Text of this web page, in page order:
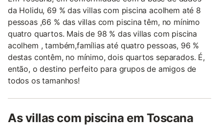
da Holidu, 69 % das villas com piscina acolhem até 8
pessoas ,66 % das villas com piscina têm, no mínimo
quatro quartos. Mais de 98 % das villas com piscina
acolhem , também,famílias até quatro pessoas, 96 %
destas contêm, no mínimo, dois quartos separados. É,
então, o destino perfeito para grupos de amigos de
todos os tamanhos!
As villas com piscina em Toscana